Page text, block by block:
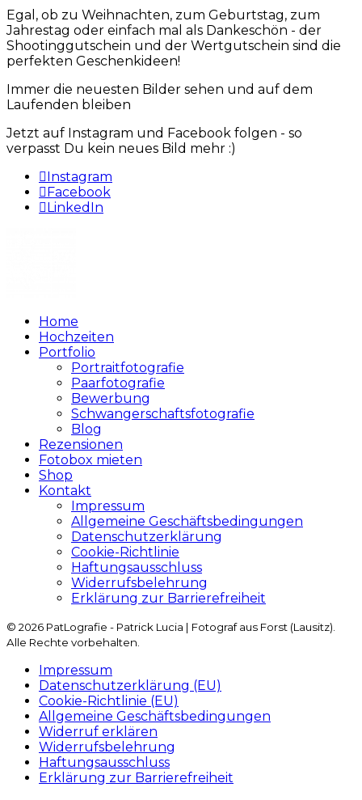
Egal, ob zu Weihnachten, zum Geburtstag, zum
Jahrestag oder einfach mal als Dankeschön - der
Shootinggutschein und der Wertgutschein sind die
perfekten Geschenkideen!
Immer die neuesten Bilder sehen und auf dem
Laufenden bleiben
Jetzt auf Instagram und Facebook folgen - so
verpasst Du kein neues Bild mehr :)
Instagram
Facebook
LinkedIn
Home
Hochzeiten
Portfolio
Portraitfotografie
Paarfotografie
Bewerbung
Schwangerschaftsfotografie
Blog
Rezensionen
Fotobox mieten
Shop
Kontakt
Impressum
Allgemeine Geschäftsbedingungen
Datenschutzerklärung
Cookie-Richtlinie
Haftungsausschluss
Widerrufsbelehrung
Erklärung zur Barrierefreiheit
© 2026 PatLografie - Patrick Lucia | Fotograf aus Forst (Lausitz).
Alle Rechte vorbehalten.
Impressum
Datenschutzerklärung (EU)
Cookie-Richtlinie (EU)
Allgemeine Geschäftsbedingungen
Widerruf erklären
Widerrufsbelehrung
Haftungsausschluss
Erklärung zur Barrierefreiheit